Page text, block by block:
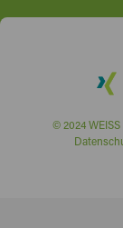
© 2024